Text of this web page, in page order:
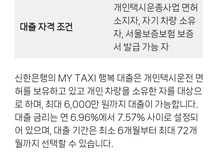
대출 자격 조건
개인택시운종사업 면허
소지자, 자기 차량 소유
자, 서울보증보험 보증
서 발급 가능 자
신한은행의 MY TAXI 행복 대출은 개인택시운전 면
허를 보유하고 있고 개인 차량을 소유한 자를 대상으
로 하며, 최대 6,000만 원까지 대출이 가능합니다.
대출 금리는 연 6.96%에서 7.57% 사이로 설정되
어 있으며, 대출 기간은 최소 6개월부터 최대 72개
월까지 선택할 수 있습니다.